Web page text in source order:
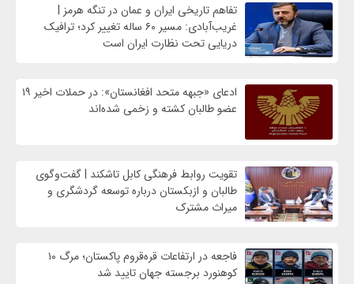
تفاهم تاریخی ایران و عمان در تنگه هرمز |
غریب‌آبادی: مسیر ۶۰ ساله تغییر کرد؛ ترافیک
دریایی تحت نظارت ایران است
ادعای «جبهه متحد افغانستان»: در حملات اخیر ۱۹
عضو طالبان کشته و زخمی شده‌اند
تقویت روابط فرهنگی کابل تاشکند | گفت‌وگوی
طالبان و ازبکستان درباره توسعه گردشگری و
میراث مشترک
فاجعه در ارتفاعات قره‌قروم پاکستان؛ مرگ ۱۰
کوهنورد برجسته جهان تایید شد